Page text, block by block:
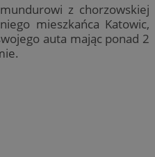
z chorzowskiej
mieszkańca Katowic,
auta mając ponad 2